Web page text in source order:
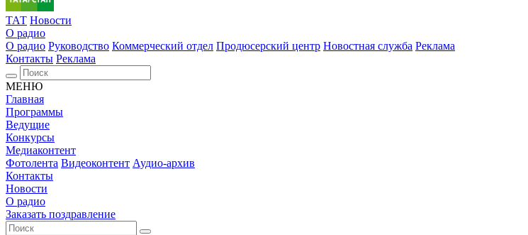
ТАТ Новости
О радио
О радио Руководство Коммерческий отдел Продюсерский центр Новостная служба Реклама
Контакты Реклама
МЕНЮ
Главная
Программы
Ведущие
Конкурсы
Медиаконтент
Фотолента Видеоконтент Аудио-архив
Контакты
Новости
О радио
Заказать поздравление